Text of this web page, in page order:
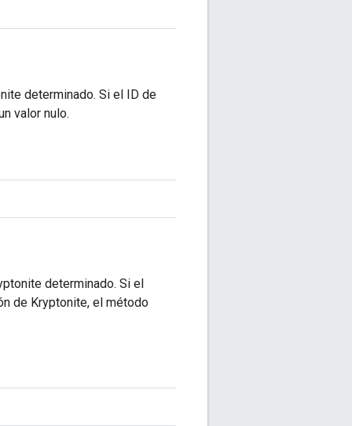
determinado. Si el ID de
valor nulo.
determinado. Si el
de Kryptonite, el método